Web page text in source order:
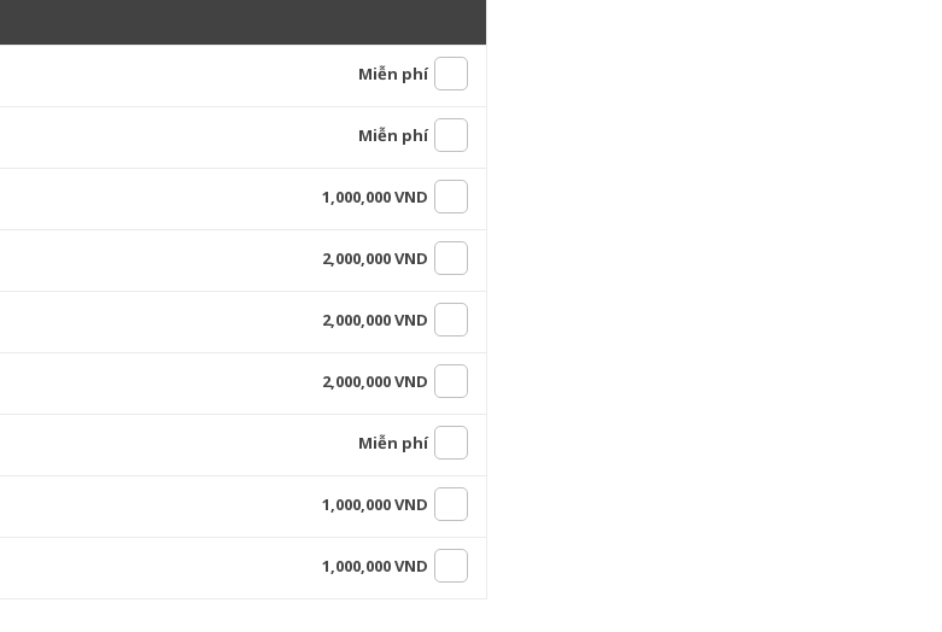
Miễn phí
Miễn phí
1,000,000 VND
2,000,000 VND
2,000,000 VND
2,000,000 VND
Miễn phí
1,000,000 VND
1,000,000 VND